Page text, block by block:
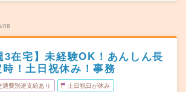
08
3在宅】未経験OK！あんしん長
！土日祝休み！事務
通費別途支給あり 土日祝日が休み